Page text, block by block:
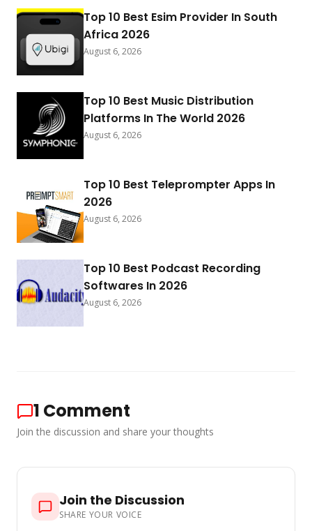
Top 10 Best Esim Provider In South
Africa 2026
August 6, 2026
Top 10 Best Music Distribution
Platforms In The World 2026
August 6, 2026
Top 10 Best Teleprompter Apps In
2026
August 6, 2026
Top 10 Best Podcast Recording
Softwares In 2026
August 6, 2026
1 Comment
Join the discussion and share your thoughts
Join the Discussion
SHARE YOUR VOICE